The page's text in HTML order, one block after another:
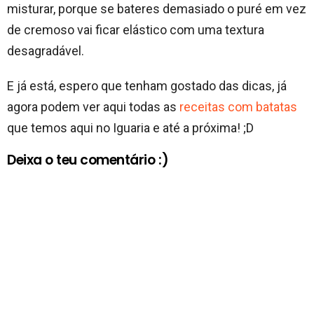
misturar, porque se bateres demasiado o puré em vez
de cremoso vai ficar elástico com uma textura
desagradável.
E já está, espero que tenham gostado das dicas, já
agora podem ver aqui todas as receitas com batatas
que temos aqui no Iguaria e até a próxima! ;D
Deixa o teu comentário :)